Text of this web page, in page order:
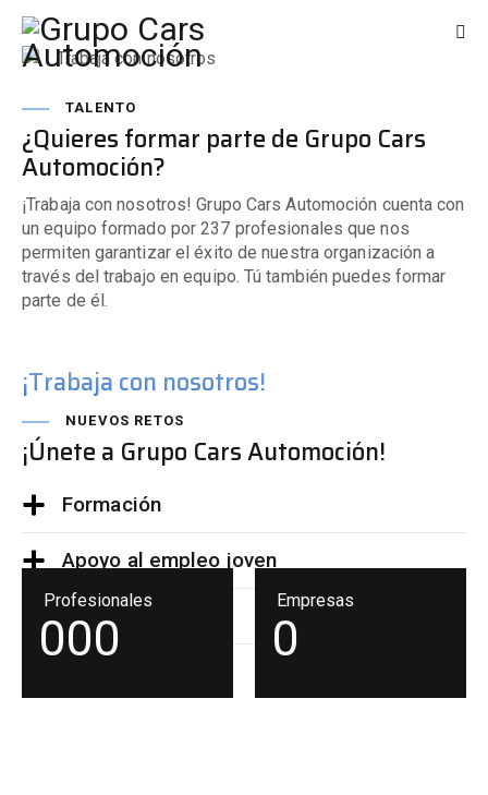
TALENTO
¿Quieres formar parte de Grupo Cars
Automoción?
¡Trabaja con nosotros! Grupo Cars Automoción cuenta con
un equipo formado por 237 profesionales que nos
permiten garantizar el éxito de nuestra organización a
través del trabajo en equipo. Tú también puedes formar
parte de él.
¡Trabaja con nosotros!
NUEVOS RETOS
¡Únete a Grupo Cars Automoción!
Formación
Apoyo al empleo joven
¿Cómo somos?
Profesionales
000
Empresas
0